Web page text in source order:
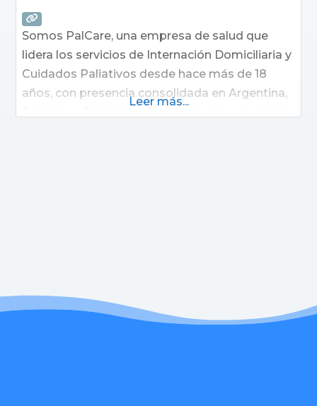
Somos PalCare, una empresa de salud que
lidera los servicios de Internación Domiciliaria y
Cuidados Paliativos desde hace más de 18
años, con presencia consolidada en Argentina,
Leer más...